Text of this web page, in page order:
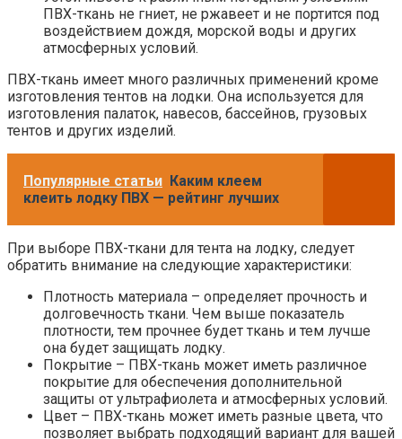
ПВХ-ткань не гниет, не ржавеет и не портится под
воздействием дождя, морской воды и других
атмосферных условий.
ПВХ-ткань имеет много различных применений кроме
изготовления тентов на лодки. Она используется для
изготовления палаток, навесов, бассейнов, грузовых
тентов и других изделий.
Популярные статьи Каким клеем
клеить лодку ПВХ — рейтинг лучших
При выборе ПВХ-ткани для тента на лодку, следует
обратить внимание на следующие характеристики:
Плотность материала – определяет прочность и
долговечность ткани. Чем выше показатель
плотности, тем прочнее будет ткань и тем лучше
она будет защищать лодку.
Покрытие – ПВХ-ткань может иметь различное
покрытие для обеспечения дополнительной
защиты от ультрафиолета и атмосферных условий.
Цвет – ПВХ-ткань может иметь разные цвета, что
позволяет выбрать подходящий вариант для вашей